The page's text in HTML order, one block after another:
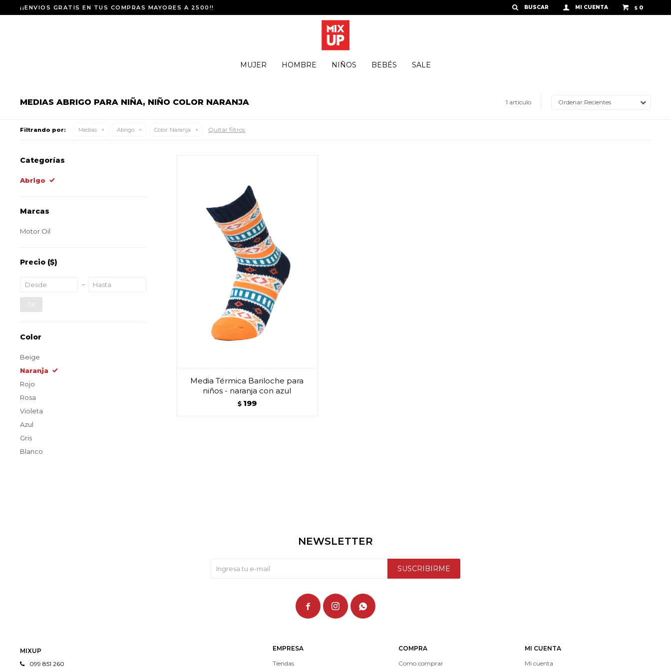
MUJER HOMBRE NIÑOS BEBÉS SALE
$ 0
¡¡ENVIOS GRATIS EN TUS COMPRAS MAYORES A 2500!!
MEDIAS ABRIGO PARA NIÑA, NIÑO COLOR NARANJA 1 artículo Recientes
Filtrando por: Medias Abrigo Color: Naranja Quitar filtros
Media Térmica Bariloche para
niños - naranja con azul
$ 199
Categorías
Abrigo
Marcas
Motor Oil
Precio ($)
OK
Color
Beige
Naranja
Rojo
Rosa
Violeta
Azul
Gris
Blanco
MIXUP
099 851 260
EMPRESA
Tiendas
COMPRA
Como comprar
MI CUENTA
Mi cuenta
NEWSLETTER
SUSCRIBIRME
  